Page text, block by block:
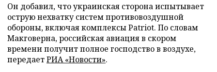
Он добавил, что украинская сторона испытывает
острую нехватку систем противовоздушной
обороны, включая комплексы Patriot. По словам
Макговерна, российская авиация в скором
времени получит полное господство в воздухе,
передаетРИА «Новости».